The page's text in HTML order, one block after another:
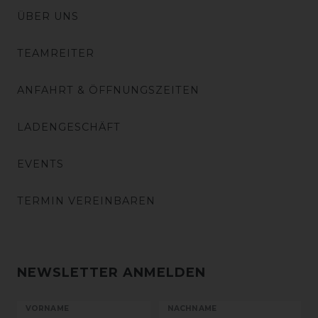
ÜBER UNS
TEAMREITER
ANFAHRT & ÖFFNUNGSZEITEN
LADENGESCHÄFT
EVENTS
TERMIN VEREINBAREN
NEWSLETTER ANMELDEN
VORNAME NACHNAME